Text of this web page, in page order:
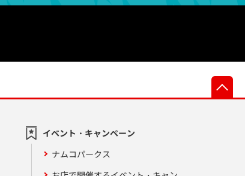
イベント・キャンペーン
ナムコパークス